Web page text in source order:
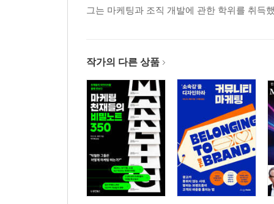
그는 마케팅과 조직 개발에 관한 학위를 취득
작가의 다른 상품